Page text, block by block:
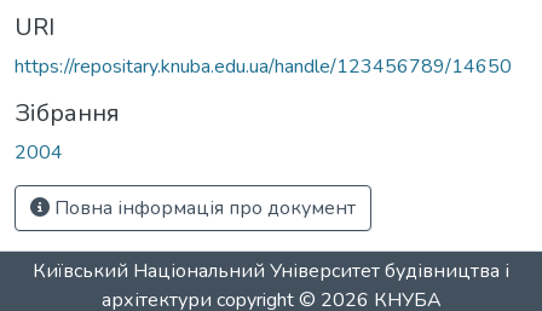
URI
https://repositary.knuba.edu.ua/handle/123456789/14650
Зібрання
2004
Повна інформація про документ
Київський Національний Університет будівництва і
архітектури copyright © 2026 КНУБА